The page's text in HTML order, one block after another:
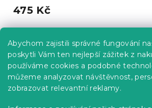
Abychom zajistili správné fungování
poskytli Vám ten nejlepší zážitek z
používáme cookies a podobné
můžeme analyzovat návštěvnost,
zobrazovat relevantní reklamy.
475 Kč
Český výrobek
🇨🇿
-15 % s kódem:
MINUS15